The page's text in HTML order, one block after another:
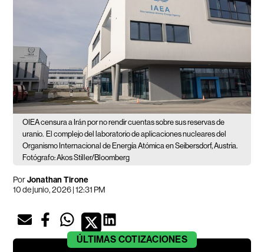
OIEA censura a Irán por no rendir cuentas sobre sus reservas de
uranio. El complejo del laboratorio de aplicaciones nucleares del
Organismo Internacional de Energía Atómica en Seibersdorf, Austria.
Fotógrafo: Akos Stiller/Bloomberg
PorJonathan Tirone
10 de junio, 2026 | 12:31 PM
ÚLTIMAS COTIZACIONES